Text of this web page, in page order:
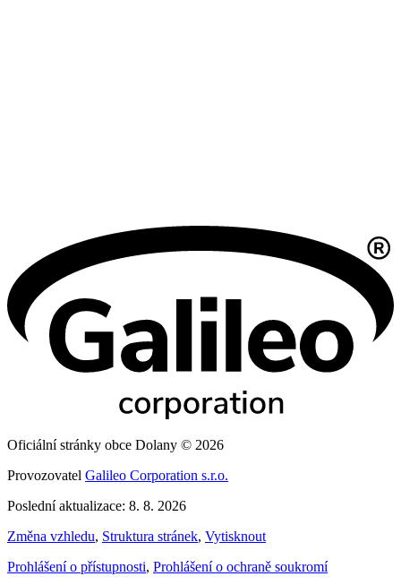
Oficiální stránky obce Dolany © 2026
Provozovatel Galileo Corporation s.r.o.
Poslední aktualizace: 8. 8. 2026
Změna vzhledu, Struktura stránek, Vytisknout
Prohlášení o přístupnosti, Prohlášení o ochraně soukromí